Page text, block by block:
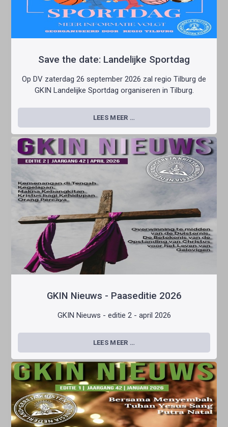
Save the date: Landelijke Sportdag
Op DV zaterdag 26 september 2026 zal regio Tilburg de
GKIN Landelijke Sportdag organiseren in Tilburg.
LEES MEER …
GKIN Nieuws - Paaseditie 2026
GKIN Nieuws - editie 2 - april 2026
LEES MEER …